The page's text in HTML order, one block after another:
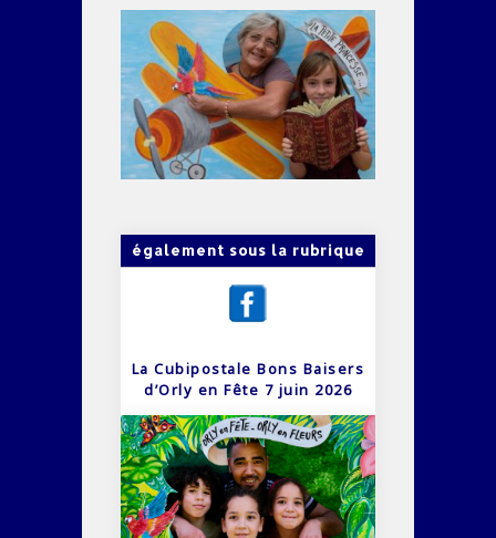
également sous la rubrique
La Cubipostale Bons Baisers
d’Orly en Fête 7 juin 2026